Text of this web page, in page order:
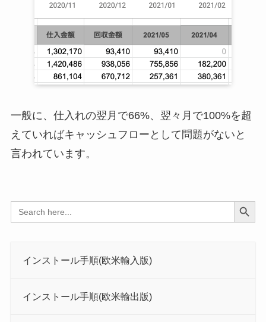
一般に、仕入れの翌月で66%、翌々月で100%を超
えていればキャッシュフローとして問題がないと
言われています。
for:
Search Button
インストール手順(欧米輸入版)
インストール手順(欧米輸出版)